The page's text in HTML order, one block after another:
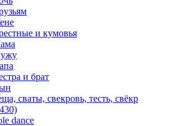
и кумовья
и брат
сваты, свекровь, тесть, свёкр
dance